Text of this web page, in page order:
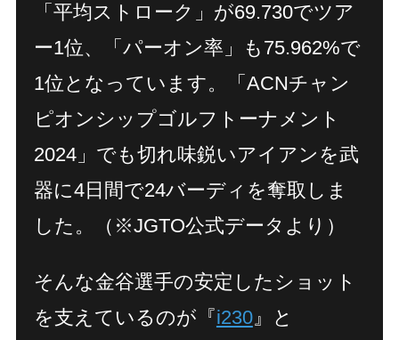
「平均ストローク」が69.730でツア
ー1位、「パーオン率」も75.962%で
1位となっています。「ACNチャン
ピオンシップゴルフトーナメント
2024」でも切れ味鋭いアイアンを武
器に4日間で24バーディを奪取しま
した。（※JGTO公式データより）
そんな金谷選手の安定したショット
を支えているのが『i230』と